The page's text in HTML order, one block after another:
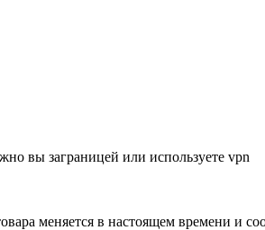
вы заграницей или используете vpn
меняется в настоящем времени и